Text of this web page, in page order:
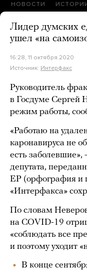
НОВОСТИ
Лидер думских
ушел «на
16:28, 11 октября 2020
Источник: Интерфакс
Руководитель
в Госдуме Сергей
режим работы,
«Работаю на
каронавируса не
есть заболевшие»,
депутата,
ЕР (орфография и
«Интерфакса»
По словам
на COVID-19
«соблюдать все
и поэтому уходит
В конце